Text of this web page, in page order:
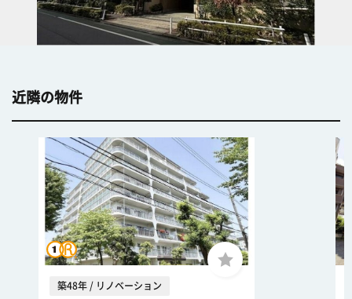
近隣の物件
築48年 / リノベーション